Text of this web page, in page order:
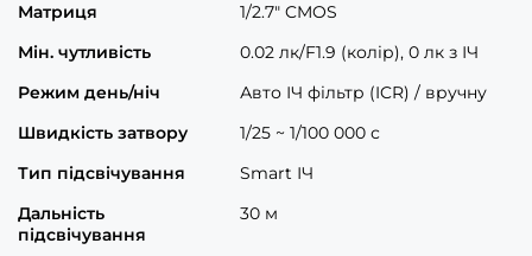
Матриця
1/2.7" CMOS
Мін. чутливість
0.02 лк/F1.9 (колір), 0 лк з ІЧ
Режим день/ніч
Авто ІЧ фільтр (ICR) / вручну
Швидкість затвору
1/25 ~ 1/100 000 с
Тип підсвічування
Smart ІЧ
Дальність
підсвічування
30 м